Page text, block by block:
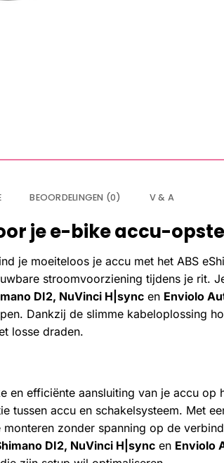
BEOORDELINGEN (0) V & A
je e-bike accu-
je moeiteloos je accu met het ABS
stroomvoorziening tijdens je rit.
DI2, NuVinci H|sync en Enviolo
Dankzij de slimme kabeloplossing
losse draden.
en efficiënte aansluiting van je accu op
tussen accu en schakelsysteem. Met
zonder spanning op de
DI2, NuVinci H|sync en Enviolo